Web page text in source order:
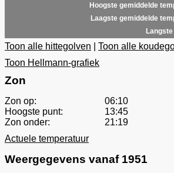
Hoogste gemiddelde
Laagste gemiddelde
Toon alle hittegolven
Toon alle
Toon Hellmann-grafiek
Zon
Zon op:
06:10
Hoogste punt:
13:45
Zon onder:
21:19
Actuele temperatuur
Weergegevens vanaf 1951